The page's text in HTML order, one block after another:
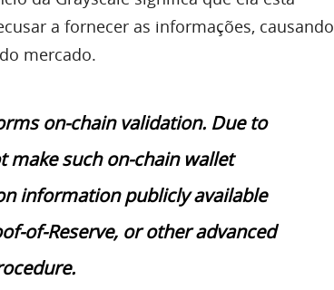
a fornecer as informações, causando
mercado.
on-chain validation. Due to
make such on-chain wallet
information publicly available
of-Reserve, or other advanced